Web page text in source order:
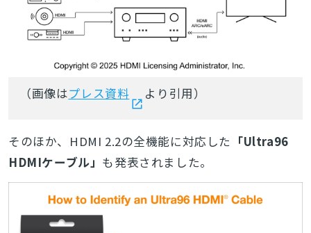
（画像はプレス資料 より引用）
そのほか、HDMI 2.2の全機能に対応した 「Ultra96
HDMIケーブル」 も発表されました。